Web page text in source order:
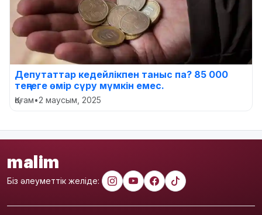
Депутаттар кедейлікпен таныс па? 85 000
теңгеге өмір сүру мүмкін емес.
Қоғам•2 маусым, 2025
malim
Біз әлеуметтік желіде: